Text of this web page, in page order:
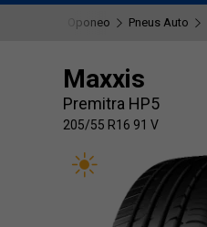
Oponeo Pneus Auto
Maxxis
Premitra HP5
205/55 R16 91 V